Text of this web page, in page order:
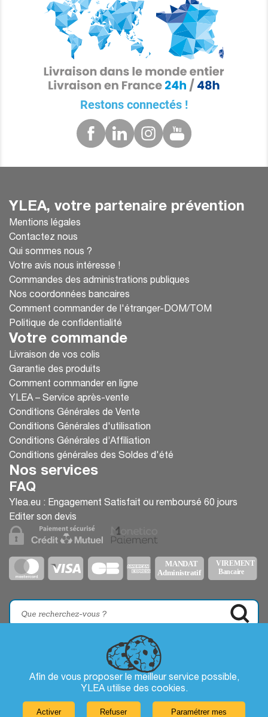
Afin de vous proposer le meilleur service possible,
YLEA utilise des cookies.
Activer
Refuser
Paramétrer mes
Restons connectés !
YLEA, votre partenaire prévention
Mentions légales
Contactez nous
Qui sommes nous ?
Votre avis nous intéresse !
Commandes des administrations publiques
Nos coordonnées bancaires
Comment commander de l'étranger-DOM/TOM
Politique de confidentialité
Votre commande
Livraison de vos colis
Garantie des produits
Comment commander en ligne
YLEA – Service après-vente
Conditions Générales de Vente
Conditions Générales d'utilisation
Conditions Générales d’Affiliation
Conditions générales des Soldes d'été
Nos services
FAQ
Ylea.eu : Engagement Satisfait ou remboursé 60 jours
Editer son devis